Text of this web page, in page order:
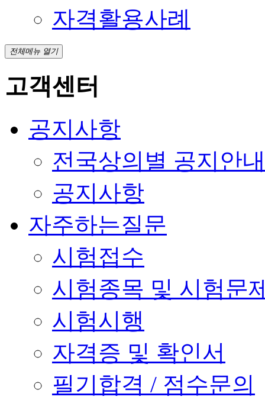
자격활용사례
전체메뉴 열기
고객센터
공지사항
전국상의별 공지안내
공지사항
자주하는질문
시험접수
시험종목 및 시험문
시험시행
자격증 및 확인서
필기합격 / 점수문의